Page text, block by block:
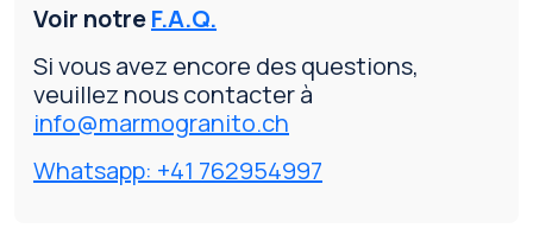
Voir notreF.A.Q.
Si vous avez encore des questions,
veuillez nous contacter à
info@marmogranito.ch
Whatsapp: +41 762954997